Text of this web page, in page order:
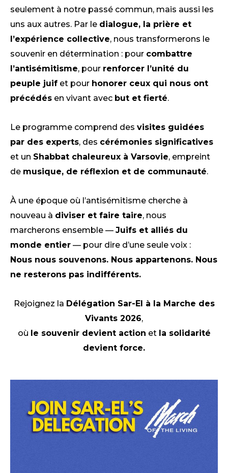
seulement à notre passé commun, mais aussi les
uns aux autres. Par le dialogue, la prière et
l’expérience collective, nous transformerons le
souvenir en détermination : pour combattre
l’antisémitisme, pour renforcer l’unité du
peuple juif et pour honorer ceux qui nous ont
précédés en vivant avec but et fierté.
Le programme comprend des visites guidées
par des experts, des cérémonies significatives
et un Shabbat chaleureux à Varsovie, empreint
de musique, de réflexion et de communauté.
À une époque où l’antisémitisme cherche à
nouveau à diviser et faire taire, nous
marcherons ensemble — Juifs et alliés du
monde entier — pour dire d’une seule voix :
Nous nous souvenons. Nous appartenons. Nous
ne resterons pas indifférents.
Rejoignez la Délégation Sar-El à la Marche des
Vivants 2026,
où le souvenir devient action et la solidarité
devient force.